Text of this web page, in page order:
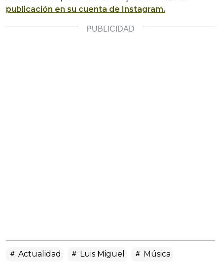
publicación en su cuenta de Instagram.
Actualidad Luis Miguel Música